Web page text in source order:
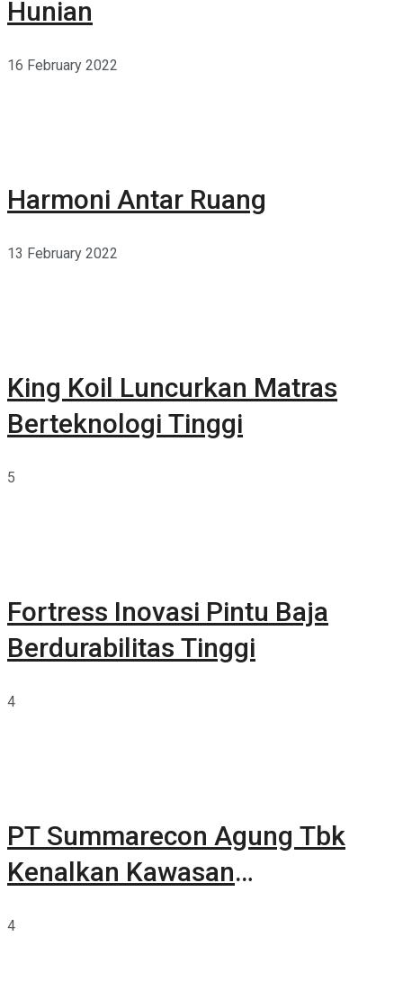
Hunian
16 February 2022
Harmoni Antar Ruang
13 February 2022
King Koil Luncurkan Matras
Berteknologi Tinggi
5
Fortress Inovasi Pintu Baja
Berdurabilitas Tinggi
4
PT Summarecon Agung Tbk
Kenalkan Kawasan
4